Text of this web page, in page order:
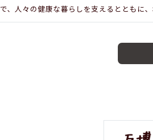
で、人々の健康な暮らしを支えるとともに